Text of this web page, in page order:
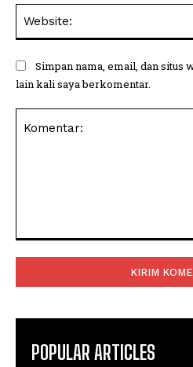
Simpan nama, email, dan situs
lain kali saya berkomentar.
POPULAR ARTICLES